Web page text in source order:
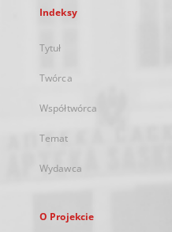
Indeksy
Tytuł
Twórca
Współtwórca
Temat
Wydawca
O Projekcie